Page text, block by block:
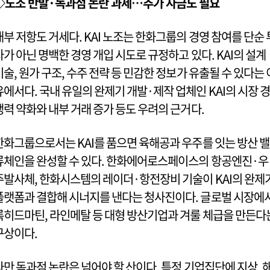
부 저항도 거세다. KAI 노조는 한화그룹의 경영 참여를 단순
가 아닌 명백한 경영 개입 시도로 규정하고 있다. KAI의 설계
술, 원가 구조, 수주 전략 등 민감한 정보가 유출될 수 있다는
에서다. 국내 유일의 완제기 개발·제작 업체인 KAI의 시장 경
력 약화와 내부 거래 증가 등도 우려의 근거다.
화그룹으로서는 KAI를 품으면 육해공과 우주를 잇는 방산 밸
체인을 완성할 수 있다. 한화에어로스페이스의 항공엔진·우
발사체, 한화시스템의 레이더·항전장비 기술이 KAI의 완제
랫폼과 결합해 시너지를 낸다는 청사진이다. 글로벌 시장에
히드마틴, 라인메탈 등 대형 방산기업과 겨룰 체급을 만든다
상이다.